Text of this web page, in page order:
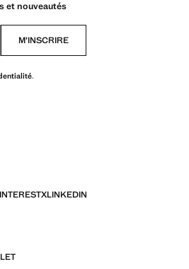
et nouveautés
M’INSCRIRE
.
XLINKEDIN